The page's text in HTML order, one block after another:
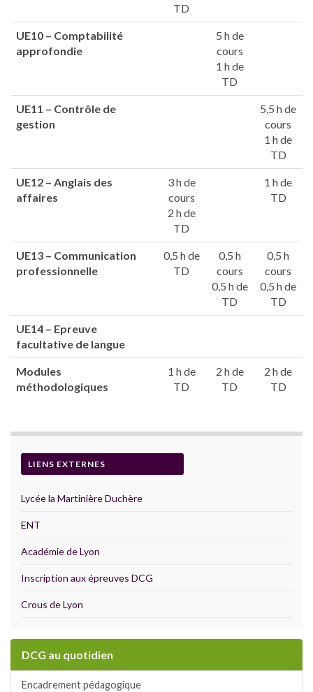
TD
UE10 – Comptabilité
approfondie
5 h de
cours
1 h de
TD
UE11 – Contrôle de
gestion
5,5 h de
cours
1 h de
TD
UE12 – Anglais des
affaires
3 h de
cours
2 h de
TD
1 h de
TD
UE13 – Communication
professionnelle
0,5 h de
TD
0,5 h
cours
0,5 h de
TD
0,5 h
cours
0,5 h de
TD
UE14 – Epreuve
facultative de langue
Modules
méthodologiques
1 h de
TD
2 h de
TD
2 h de
TD
LIENS EXTERNES
Lycée la Martinière Duchère
ENT
Académie de Lyon
Inscription aux épreuves DCG
Crous de Lyon
DCG au quotidien
Encadrement pédagogique